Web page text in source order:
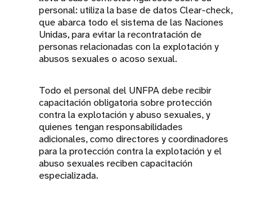
personal: utiliza la base de datos Clear-check,
que abarca todo el sistema de las Naciones
Unidas, para evitar la recontratación de
personas relacionadas con la explotación y
abusos sexuales o acoso sexual.
Todo el personal del UNFPA debe recibir
capacitación obligatoria sobre protección
contra la explotación y abuso sexuales, y
quienes tengan responsabilidades
adicionales, como directores y coordinadores
para la protección contra la explotación y el
abuso sexuales reciben capacitación
especializada.